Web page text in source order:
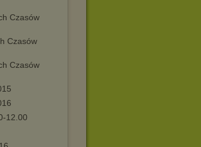
Czasów
Czasów
Czasów
12.00